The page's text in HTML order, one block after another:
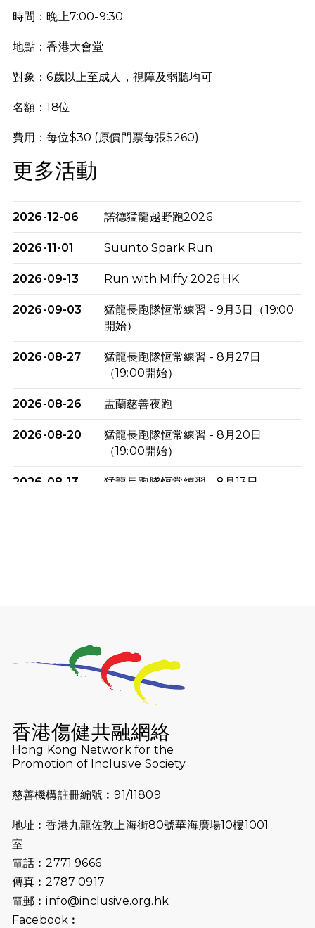
時間：晚上7:00-9:30
地點：香港大會堂
對象：6歲以上至成人，視障及弱聽均可
名額：18位
費用：每位$30 (原價門票每張$260)
更多活動
2026-12-06 諾德猛龍越野跑2026
2026-11-01 Suunto Spark Run
2026-09-13 Run with Miffy 2026 HK
2026-09-03
猛龍長跑隊恆常練習 - 9月3日（19:00
開始）
2026-08-27
猛龍長跑隊恆常練習 - 8月27日
（19:00開始）
2026-08-26 盂蘭慈善夜跑
2026-08-20
猛龍長跑隊恆常練習 - 8月20日
（19:00開始）
2026-08-13
猛龍長跑隊恆常練習 - 8月13日
2026-07-23
猛龍長跑隊恆常練習 - 7月23日
（19:00開始）
猛龍長跑隊恆常練習 - 7月16日
2026-07-10
【猛龍戈壁118公里分享暨香港傷健共
融網絡15周年晚宴】
2026-07-09
猛龍長跑隊恆常練習 - 7月9日（19:00
2026-07-02
2026-06-25
（19:00開始）
香港傷健共融網絡
Hong Kong Network for the
Promotion of Inclusive Society
慈善機構註冊編號︰91/11809
地址︰香港九龍佐敦上海街80號華海廣場10樓1001
室
電話︰2771 9666
傳真︰2787 0917
電郵︰info@inclusive.org.hk
Facebook︰